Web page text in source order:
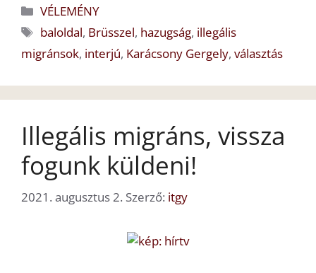
Kategória
VÉLEMÉNY
Címkék
baloldal, Brüsszel, hazugság, illegális
migránsok, interjú, Karácsony Gergely, választás
Illegális migráns, vissza
fogunk küldeni!
2021. augusztus 2. Szerző: itgy